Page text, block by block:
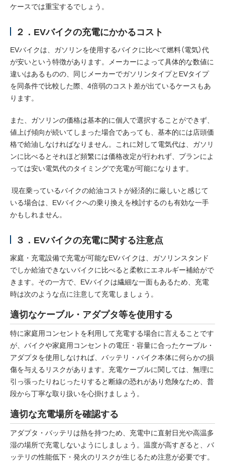
ケースでは重宝するでしょう。
２．EVバイクの充電にかかるコスト
EVバイクは、ガソリンを使用するバイクに比べて燃料（電気）代
が安いという特徴があります。メーカーによって具体的な数値に
違いはあるものの、同じメーカーでガソリンタイプとEVタイプ
を同条件で比較した際、4倍弱のコスト差が出ているケースもあ
ります。
また、ガソリンの価格は基本的に個人で選択することができず、
値上げ傾向が続いてしまった場合であっても、基本的には店頭価
格で給油しなければなりません。これに対して電気代は、ガソリ
ンに比べるとそれほど頻繁には価格改定が行われず、プランによ
っては安い電気代のタイミングで充電が可能になります。
現在乗っているバイクの給油コストが経済的に厳しいと感じて
いる場合は、EVバイクへの乗り換えを検討するのも有効な一手
かもしれません。
３．EVバイクの充電に関する注意点
家庭・充電設備で充電が可能なEVバイクは、ガソリンスタンド
でしか給油できないバイクに比べると柔軟にエネルギー補給がで
きます。その一方で、EVバイクは繊細な一面もあるため、充電
時は次のような点に注意して充電しましょう。
適切なケーブル・アダプタ等を使用する
特に家庭用コンセントを利用して充電する場合に言えることです
が、バイクや家庭用コンセントの電圧・容量に合ったケーブル・
アダプタを使用しなければ、バッテリ・バイク本体に何らかの損
傷を与えるリスクがあります。充電ケーブルに関しては、無理に
引っ張ったりねじったりすると断線の恐れがあり危険なため、普
段から丁寧な取り扱いを心掛けましょう。
適切な充電場所を確認する
アダプタ・バッテリは熱を持つため、充電中に直射日光や高温多
湿の場所で充電しないようにしましょう。温度が高すぎると、バ
ッテリの性能低下・発火のリスクが生じるため注意が必要です。